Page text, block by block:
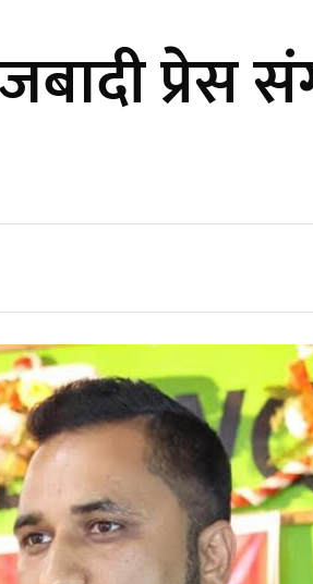
प्रेस